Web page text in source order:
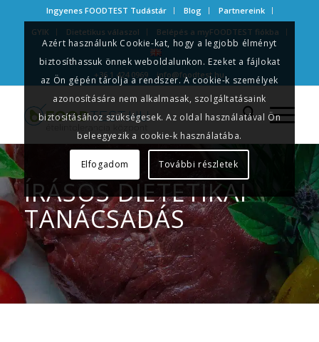
Ingyenes FOODTEST Tudástár Blog
Partnereink
GYIK
Dietetikus válaszol Belépés a myFOODTEST fiókba
+36 1 424 0969 info@foodtest.hu
ÍRÁSOS DIETETIKAI
TANÁCSADÁS
Azért használunk Cookie-kat, hogy a legjobb élményt
biztosíthassuk önnek weboldalunkon. Ezeket a fájlokat
az Ön gépén tárolja a rendszer. A cookie-k személyek
azonosítására nem alkalmasak, szolgáltatásaink
biztosításához szükségesek. Az oldal használatával Ön
beleegyezik a cookie-k használatába.
Elfogadom További részletek